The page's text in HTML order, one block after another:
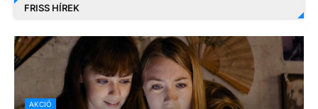
FRISS HÍREK
AKCIÓ